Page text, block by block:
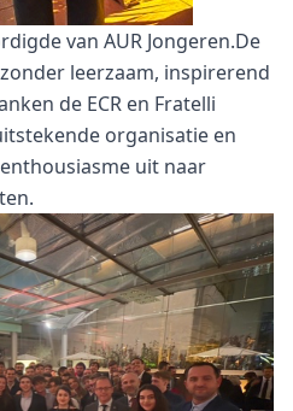
van AUR Jongeren.De
leerzaam, inspirerend
de ECR en Fratelli
organisatie en
uit naar